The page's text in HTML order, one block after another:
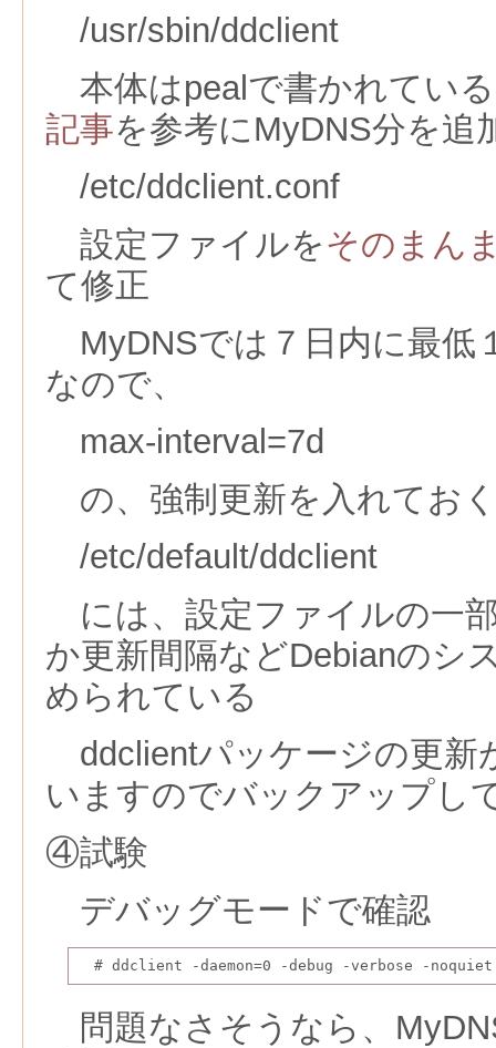
/usr/sbin/ddclient
本体はpealで書かれてい
記事を参考にMyDNS分を追
/etc/ddclient.conf
設定ファイルをそのまん
て修正
MyDNSでは７日内に最低
なので、
max-interval=7d
の、強制更新を入れてお
/etc/default/ddclient
には、設定ファイルの一
か更新間隔などDebianのシ
められている
ddclientパッケージの更新
いますのでバックアップし
④試験
デバッグモードで確認
# ddclient -daemon=0 -debug -verbose -noquiet
問題なさそうなら、